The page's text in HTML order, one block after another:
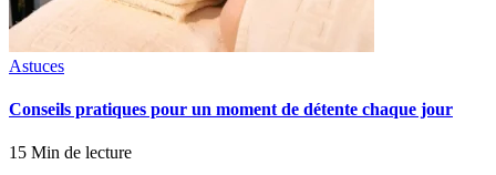
Astuces
Conseils pratiques pour un moment de détente chaque jour
15 Min de lecture